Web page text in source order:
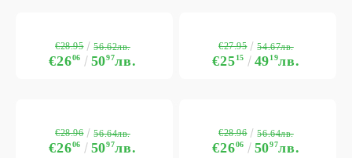
€2606 5097лв.
€28.95 56.62лв.
€2515 4919лв.
€27.95 54.67лв.
€2606 5097лв.
€28.96 56.64лв.
€2606 5097лв.
€28.96 56.64лв.